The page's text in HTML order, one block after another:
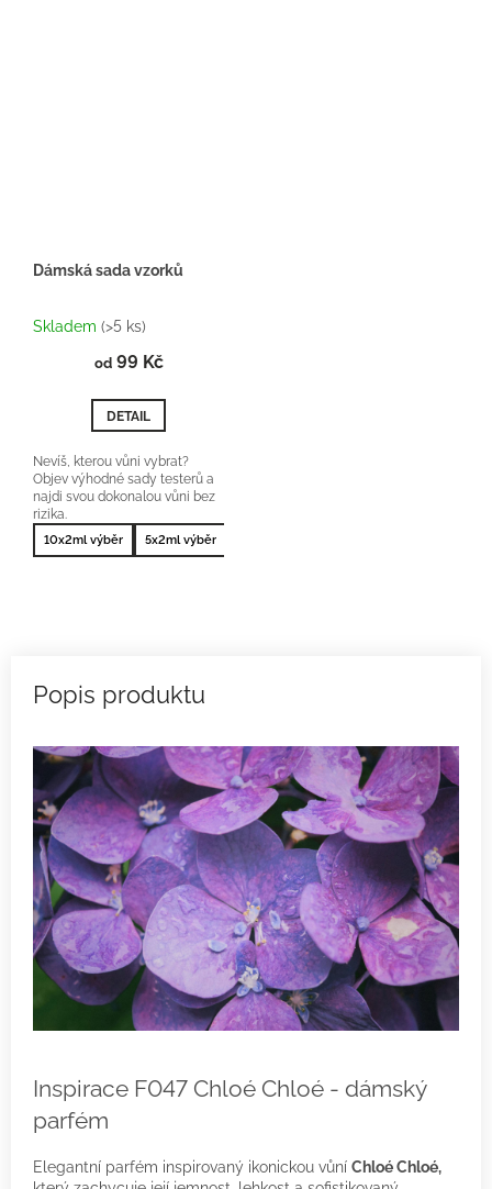
Dámská sada vzorků
hodnocení
je
z
5
Skladem (>5 ks)
od99 Kč
DETAIL
Nevíš, kterou vůni vybrat?
Objev výhodné sady testerů a
najdi svou dokonalou vůni bez
rizika.
10x2ml výběr 5x2ml výběr
Inspirace F047 Chloé Chloé - dámský
parfém
Elegantní parfém inspirovaný ikonickou vůní Chloé Chloé,